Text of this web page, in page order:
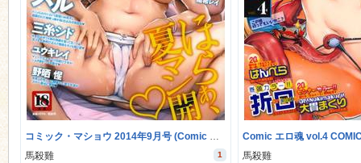
コミック・マショウ 2014年9月号 (Comic Masyo 2014-09)
1
馬殺雞 馬殺雞